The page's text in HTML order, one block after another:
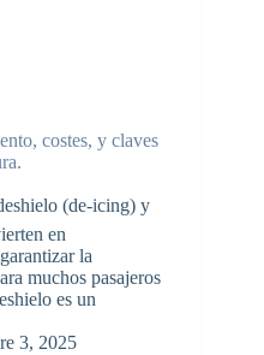
costes, y claves
(de-icing) y
en
la
muchos pasajeros
es un
3, 2025